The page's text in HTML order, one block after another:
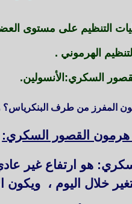
المفرز من طرف البنكرياس؟
: هو ارتفاع غير
خلال اليوم ،